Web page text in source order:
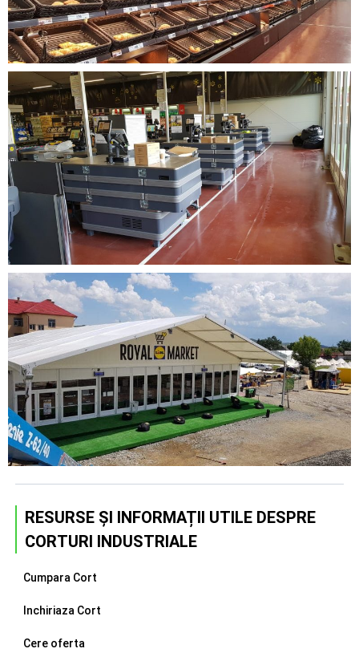
RESURSE ȘI INFORMAȚII UTILE DESPRE
CORTURI INDUSTRIALE
Cumpara Cort
Inchiriaza Cort
Cere oferta